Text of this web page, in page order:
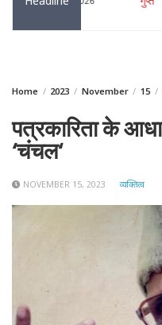
Home 2023 November 15
पत्रकारिता के
‘चंचल‘
NOVEMBER 15, 2023 व्यक्तित्व